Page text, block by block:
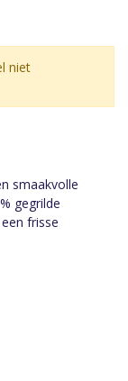
smaakvolle
gegrilde
frisse
niet